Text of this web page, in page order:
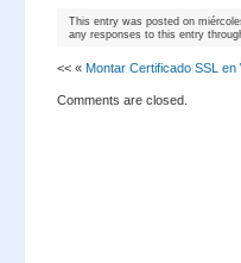
This entry was posted on
any responses to this entry
<< « Montar Certificado SSL en
Comments are closed.